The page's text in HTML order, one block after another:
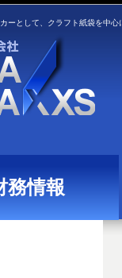
ーとして、クラフト紙袋を中心
務情報